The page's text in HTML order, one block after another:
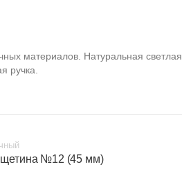
материалов. Натуральная светлая
ручка.
щетина №12 (45 мм)